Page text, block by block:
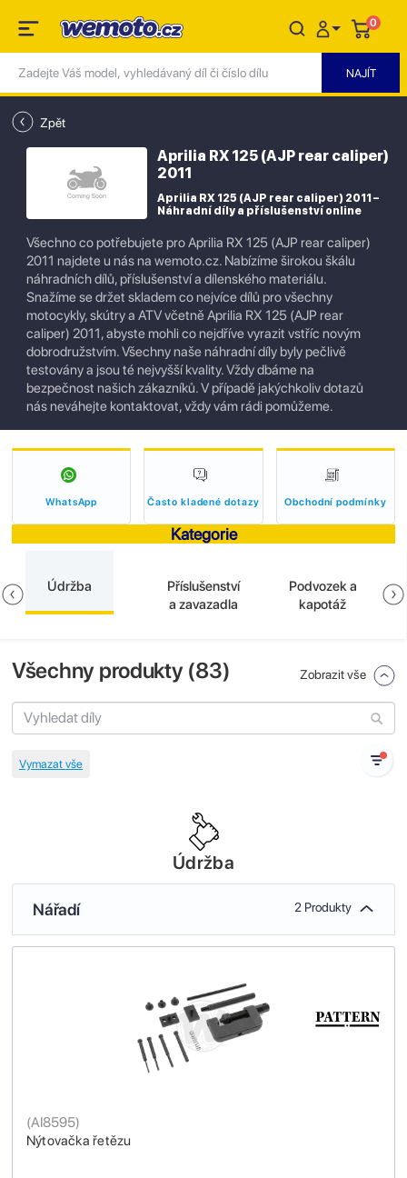
0
Zpět
Aprilia RX 125 (AJP rear caliper)
2011
Aprilia RX 125 (AJP rear caliper) 2011 –
Náhradní díly a příslušenství online
Všechno co potřebujete pro Aprilia RX 125 (AJP rear caliper)
2011 najdete u nás na wemoto.cz. Nabízíme širokou škálu
náhradních dílů, příslušenství a dílenského materiálu.
Snažíme se držet skladem co nejvíce dílů pro všechny
motocykly, skútry a ATV včetně Aprilia RX 125 (AJP rear
caliper) 2011, abyste mohli co nejdříve vyrazit vstříc novým
dobrodružstvím. Všechny naše náhradní díly byly pečlivě
testovány a jsou té nejvyšší kvality. Vždy dbáme na
bezpečnost našich zákazníků. V případě jakýchkoliv dotazů
nás neváhejte kontaktovat, vždy vám rádi pomůžeme.
WhatsApp Často kladené dotazy Obchodní podmínky
Kategorie
Údržba
Příslušenství
a zavazadla
Podvozek a
kapotáž
Všechny produkty (83) Zobrazit vše
Údržba
Nářadí 2 Produkty
Nýtovačka řetězu
(AI8595)